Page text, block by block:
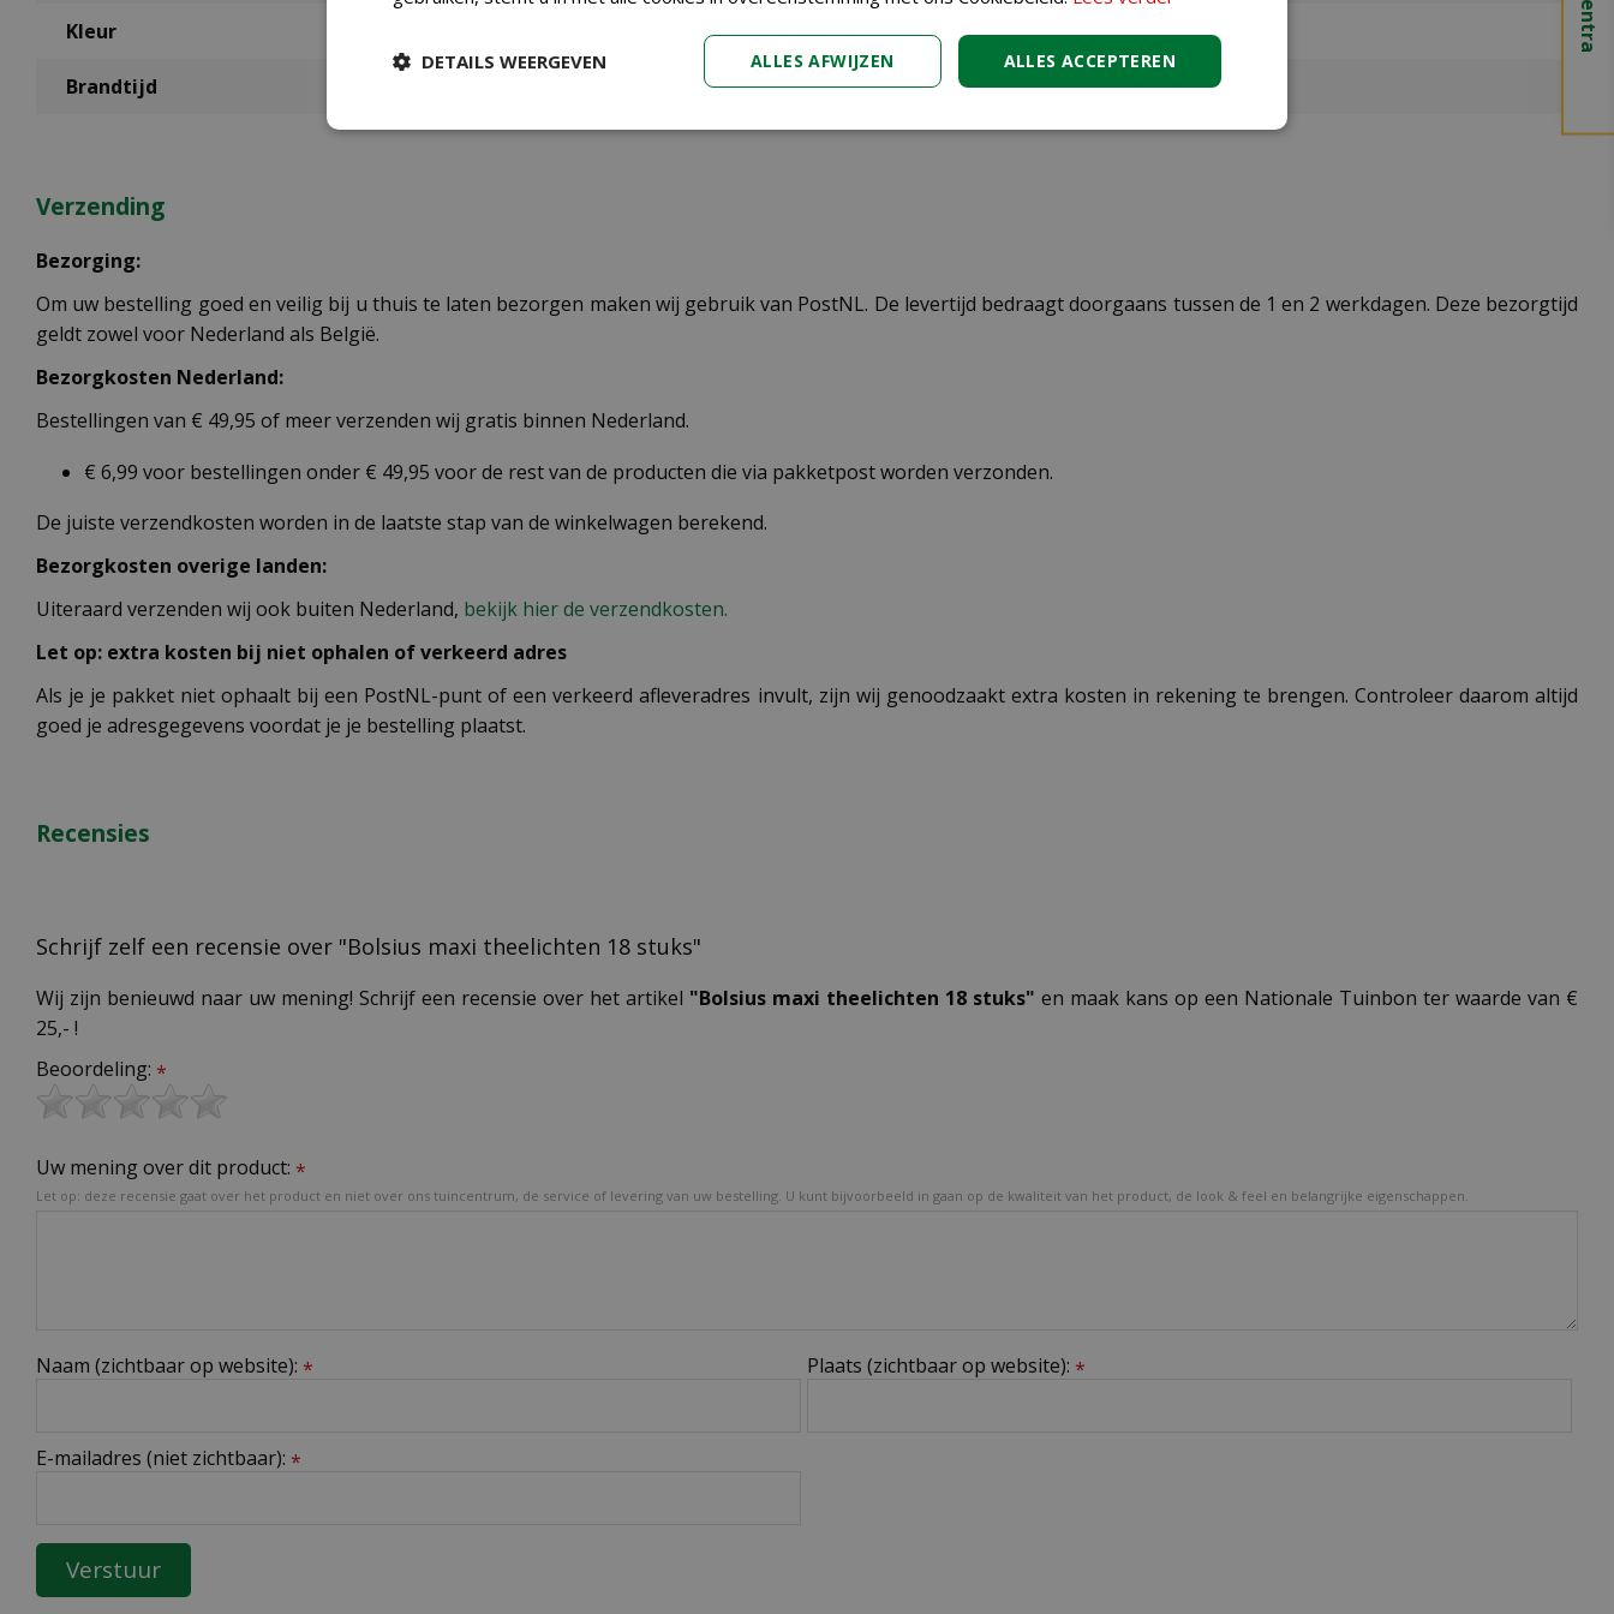
Kleur
Brandtijd
Verzending
Bezorging:
Om uw bestelling goed en veilig bij u thuis te laten bezorgen maken wij gebruik van PostNL. De levertijd bedraagt doorgaans tussen de 1 en 2 werkdagen. Deze bezorgtijd
geldt zowel voor Nederland als België.
Bezorgkosten Nederland:
Bestellingen van € 49,95 of meer verzenden wij gratis binnen Nederland.
€ 6,99 voor bestellingen onder € 49,95 voor de rest van de producten die via pakketpost worden verzonden.
De juiste verzendkosten worden in de laatste stap van de winkelwagen berekend.
Bezorgkosten overige landen:
Uiteraard verzenden wij ook buiten Nederland, bekijk hier de verzendkosten.
Let op: extra kosten bij niet ophalen of verkeerd adres
Als je je pakket niet ophaalt bij een PostNL-punt of een verkeerd afleveradres invult, zijn wij genoodzaakt extra kosten in rekening te brengen. Controleer daarom altijd
goed je adresgegevens voordat je je bestelling plaatst.
Recensies
Schrijf zelf een recensie over "Bolsius maxi theelichten 18 stuks"
Wij zijn benieuwd naar uw mening! Schrijf een recensie over het artikel "Bolsius maxi theelichten 18 stuks" en maak kans op een Nationale Tuinbon ter waarde van €
25,- !
Beoordeling: *
Uw mening over dit product: *
Let op: deze recensie gaat over het product en niet over ons tuincentrum, de service of levering van uw bestelling. U kunt bijvoorbeeld in gaan op de kwaliteit van het product, de look & feel en belangrijke eigenschappen.
Naam (zichtbaar op website): * Plaats (zichtbaar op website): *
E-mailadres (niet zichtbaar): *
ALLES ACCEPTEREN
ALLES AFWIJZEN
DETAILS WEERGEVEN